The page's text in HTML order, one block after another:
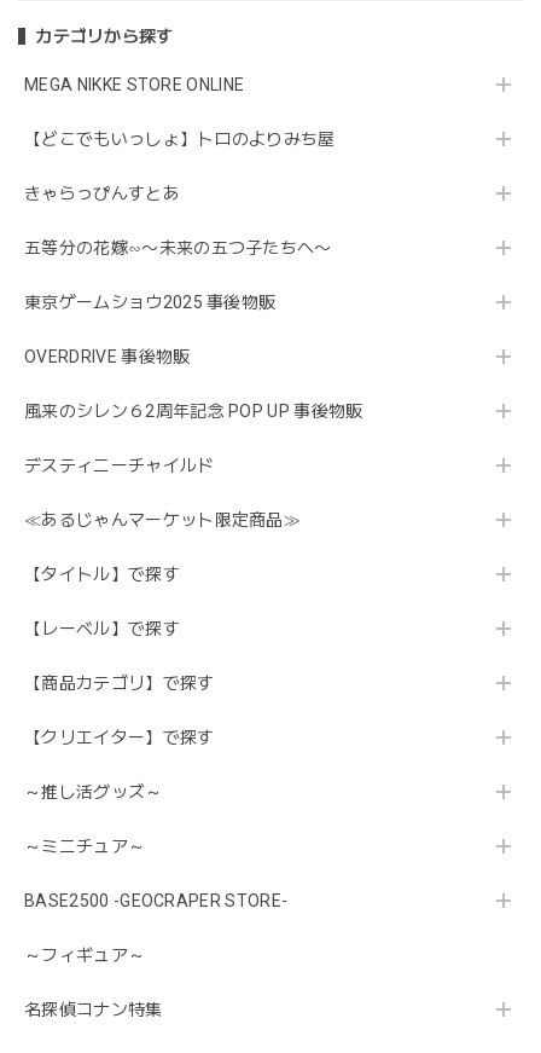
カテゴリから探す
MEGA NIKKE STORE ONLINE
【どこでもいっしょ】トロのよりみち屋
きゃらっぴんすとあ
五等分の花嫁∽〜未来の五つ子たちへ〜
東京ゲームショウ2025 事後物販
OVERDRIVE 事後物販
風来のシレン６2周年記念 POP UP 事後物販
デスティニーチャイルド
≪あるじゃんマーケット限定商品≫
【タイトル】で探す
【レーベル】で探す
【商品カテゴリ】で探す
【クリエイター】で探す
～推し活グッズ～
～ミニチュア～
BASE2500 -GEOCRAPER STORE-
～フィギュア～
名探偵コナン特集